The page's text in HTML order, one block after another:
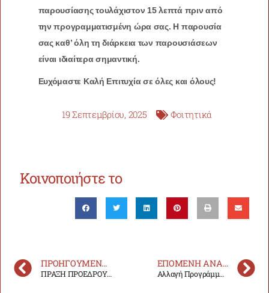
παρουσίασης τουλάχιστον 15 λεπτά πριν από
την προγραμματισμένη ώρα σας. Η παρουσία
σας καθ’ όλη τη διάρκεια των παρουσιάσεων
είναι ιδιαίτερα σημαντική.
Ευχόμαστε Καλή Επιτυχία σε όλες και όλους!
19 Σεπτεμβρίου, 2025 Φοιτητικά
Κοινοποιήστε το
ΠΡΟΗΓΟΎΜΕΝΗ ΑΝΑΚΟΊΝΩΣΗ
ΠΡΑΞΗ ΠΡΟΕΔΡΟΥ ΤΟΠΟΘΕΤΗΣΗΣ ΜΕΛΟΥΣ ΔΕΠ ΣΤΟ ΕΡΓΑΣΤΗΡΙΟ «Βιολογίας, γενετικής και βιοπληροφορικής».
ΕΠΌΜΕΝΗ ΑΝΑΚΟΊΝΩΣΗ
Αλλαγή Προγράμματος Διδασκαλίας Μαθημάτων Χ. Ε. 2025-26